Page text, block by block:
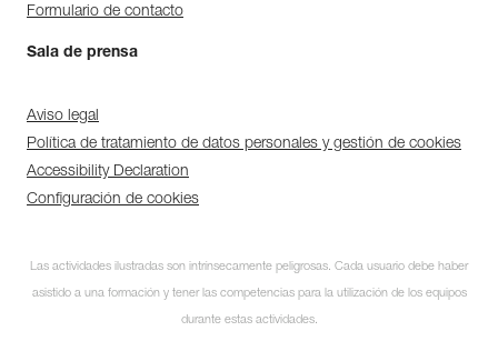
Formulario de contacto
Sala de prensa
Aviso legal
Política de tratamiento de datos personales y gestión de cookies
Accessibility Declaration
Configuración de cookies
Las actividades ilustradas son intrínsecamente peligrosas. Cada usuario debe haber
asistido a una formación y tener las competencias para la utilización de los equipos
durante estas actividades.